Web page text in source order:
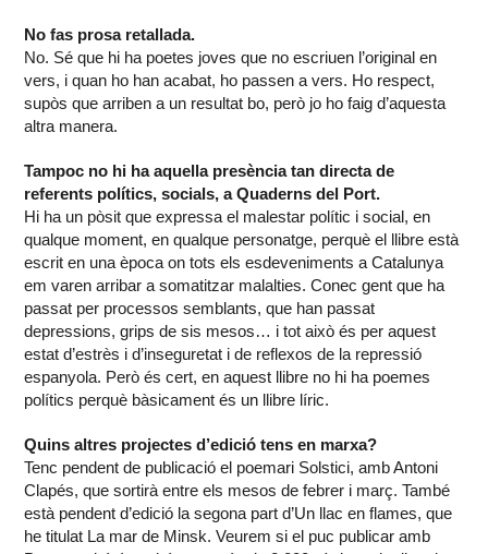
No fas prosa retallada.
No. Sé que hi ha poetes joves que no escriuen l’original en
vers, i quan ho han acabat, ho passen a vers. Ho respect,
supòs que arriben a un resultat bo, però jo ho faig d’aquesta
altra manera.
Tampoc no hi ha aquella presència tan directa de
referents polítics, socials, a Quaderns del Port.
Hi ha un pòsit que expressa el malestar polític i social, en
qualque moment, en qualque personatge, perquè el llibre està
escrit en una època on tots els esdeveniments a Catalunya
em varen arribar a somatitzar malalties. Conec gent que ha
passat per processos semblants, que han passat
depressions, grips de sis mesos… i tot això és per aquest
estat d’estrès i d’inseguretat i de reflexos de la repressió
espanyola. Però és cert, en aquest llibre no hi ha poemes
polítics perquè bàsicament és un llibre líric.
Quins altres projectes d’edició tens en marxa?
Tenc pendent de publicació el poemari Solstici, amb Antoni
Clapés, que sortirà entre els mesos de febrer i març. També
està pendent d’edició la segona part d’Un llac en flames, que
he titulat La mar de Minsk. Veurem si el puc publicar amb